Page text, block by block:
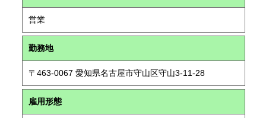
営業
勤務地
〒463-0067 愛知県名古屋市守山区守山3-11-28
雇用形態